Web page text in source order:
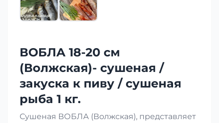
ВОБЛА 18-20 см
(Волжская)- сушеная /
закуска к пиву / сушеная
рыба 1 кг.
Сушеная ВОБЛА (Волжская), представляет